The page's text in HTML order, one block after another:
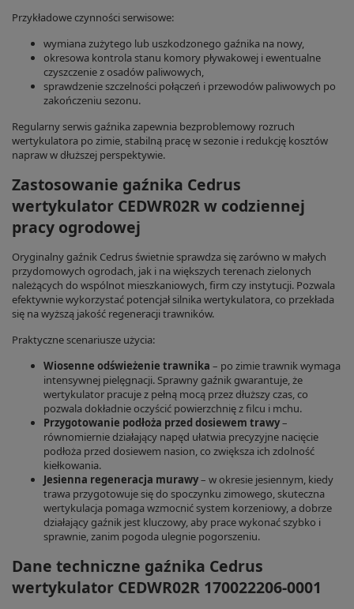
Przykładowe czynności serwisowe:
wymiana zużytego lub uszkodzonego gaźnika na nowy,
okresowa kontrola stanu komory pływakowej i ewentualne
czyszczenie z osadów paliwowych,
sprawdzenie szczelności połączeń i przewodów paliwowych po
zakończeniu sezonu.
Regularny serwis gaźnika zapewnia bezproblemowy rozruch
wertykulatora po zimie, stabilną pracę w sezonie i redukcję kosztów
napraw w dłuższej perspektywie.
Zastosowanie gaźnika Cedrus
wertykulator CEDWR02R w codziennej
pracy ogrodowej
Oryginalny gaźnik Cedrus świetnie sprawdza się zarówno w małych
przydomowych ogrodach, jak i na większych terenach zielonych
należących do wspólnot mieszkaniowych, firm czy instytucji. Pozwala
efektywnie wykorzystać potencjał silnika wertykulatora, co przekłada
się na wyższą jakość regeneracji trawników.
Praktyczne scenariusze użycia:
Wiosenne odświeżenie trawnika – po zimie trawnik wymaga
intensywnej pielęgnacji. Sprawny gaźnik gwarantuje, że
wertykulator pracuje z pełną mocą przez dłuższy czas, co
pozwala dokładnie oczyścić powierzchnię z filcu i mchu.
Przygotowanie podłoża przed dosiewem trawy–
równomiernie działający napęd ułatwia precyzyjne nacięcie
podłoża przed dosiewem nasion, co zwiększa ich zdolność
kiełkowania.
Jesienna regeneracja murawy– w okresie jesiennym, kiedy
trawa przygotowuje się do spoczynku zimowego, skuteczna
wertykulacja pomaga wzmocnić system korzeniowy, a dobrze
działający gaźnik jest kluczowy, aby prace wykonać szybko i
sprawnie, zanim pogoda ulegnie pogorszeniu.
Dane techniczne gaźnika Cedrus
wertykulator CEDWR02R 170022206-0001